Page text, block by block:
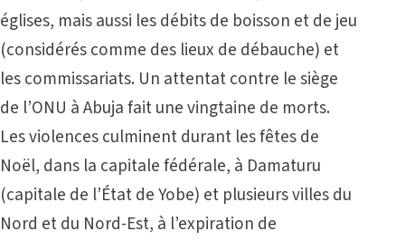
églises, mais aussi les débits de boisson et de jeu
(considérés comme des lieux de débauche) et
les commissariats. Un attentat contre le siège
de l’ONU à Abuja fait une vingtaine de morts.
Les violences culminent durant les fêtes de
Noël, dans la capitale fédérale, à Damaturu
(capitale de l’État de Yobe) et plusieurs villes du
Nord et du Nord-Est, à l’expiration de